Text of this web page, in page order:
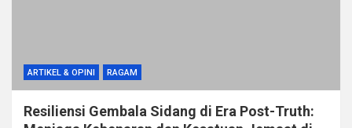
ARTIKEL & OPINI RAGAM
Resiliensi Gembala Sidang di Era Post-Truth: